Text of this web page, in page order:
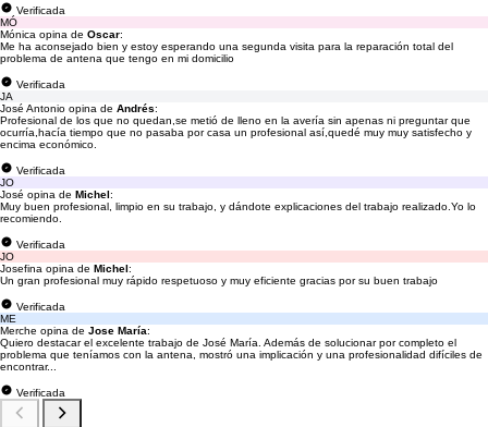
Verificada
MÓ
Mónica opina de Oscar:
Me ha aconsejado bien y estoy esperando una segunda visita para la reparación total del
problema de antena que tengo en mi domicilio
Verificada
JA
José Antonio opina de Andrés:
Profesional de los que no quedan,se metió de lleno en la avería sin apenas ni preguntar que
ocurría,hacía tiempo que no pasaba por casa un profesional así,quedé muy muy satisfecho y
encima económico.
Verificada
JO
José opina de Michel:
Muy buen profesional, limpio en su trabajo, y dándote explicaciones del trabajo realizado.Yo lo
recomiendo.
Verificada
JO
Josefina opina de Michel:
Un gran profesional muy rápido respetuoso y muy eficiente gracias por su buen trabajo
Verificada
ME
Merche opina de Jose María:
Quiero destacar el excelente trabajo de José María. Además de solucionar por completo el
problema que teníamos con la antena, mostró una implicación y una profesionalidad difíciles de
encontrar...
Verificada